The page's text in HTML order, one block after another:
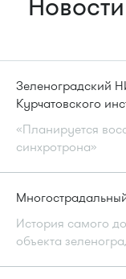
Зеленоградский
Курчатовского
«Планируется
синхротрона»
История самого
объекта